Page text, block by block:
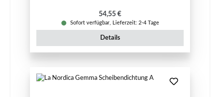
Regulärer Preis:
54,55 €
Sofort verfügbar, Lieferzeit: 2-4 Tage
Details